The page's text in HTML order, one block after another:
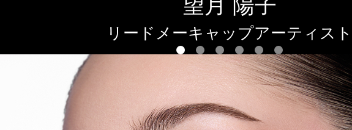
リードメーキャップアーティスト